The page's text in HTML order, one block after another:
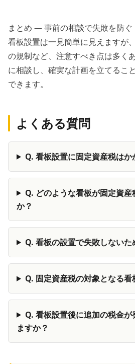
まとめ — 事前の相談で失敗を防ぐ
看板設置は一見簡単に見えますが
の規制など、注意すべき点は多く
に相談し、確実な計画を立てるこ
できます。
よくある質問
Q. 看板設置に固定資産税はか
Q. どのような看板が固定資
か？
Q. 看板の設置で失敗しないた
Q. 固定資産税の対象となる看
Q. 看板設置後に追加の税金が
ますか？